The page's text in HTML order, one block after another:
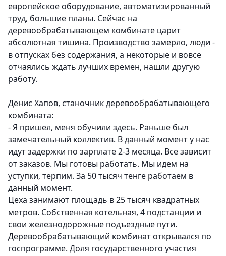
европейское оборудование, автоматизированный
труд, большие планы. Сейчас на
деревообрабатывающем комбинате царит
абсолютная тишина. Производство замерло, люди -
в отпусках без содержания, а некоторые и вовсе
отчаялись ждать лучших времен, нашли другую
работу.
Денис Хапов, станочник деревообрабатывающего
комбината:
- Я пришел, меня обучили здесь. Раньше был
замечательный коллектив. В данный момент у нас
идут задержки по зарплате 2-3 месяца. Все зависит
от заказов. Мы готовы работать. Мы идем на
уступки, терпим. За 50 тысяч тенге работаем в
данный момент.
Цеха занимают площадь в 25 тысяч квадратных
метров. Собственная котельная, 4 подстанции и
свои железнодорожные подъездные пути.
Деревообрабатывающий комбинат открывался по
госпрограмме. Доля государственного участия